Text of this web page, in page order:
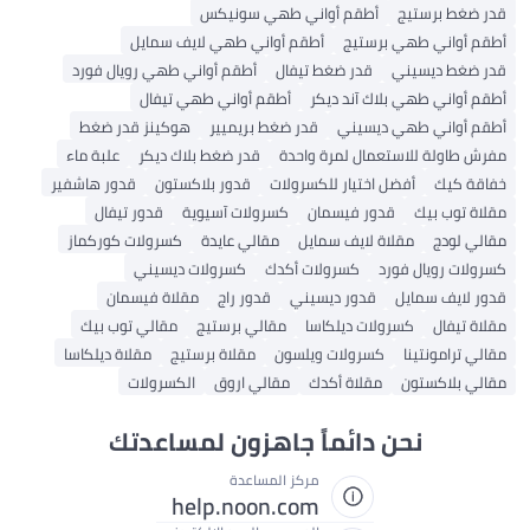
قدر ضغط برستيج
أطقم أواني طهي سونيكس
أطقم أواني طهي برستيج
أطقم أواني طهي لايف سمايل
قدر ضغط ديسيني
قدر ضغط تيفال
أطقم أواني طهي رويال فورد
أطقم أواني طهي بلاك آند ديكر
أطقم أواني طهي تيفال
أطقم أواني طهي ديسيني
قدر ضغط بريميير
هوكينز قدر ضغط
مفرش طاولة للاستعمال لمرة واحدة
قدر ضغط بلاك ديكر
علبة ماء
خفاقة كيك
أفضل اختيار للكسرولات قدور بلاكستون
قدور هاشفير
مقلاة توب بيك
قدور فيسمان كسرولات آسيوية
قدور تيفال
مقالي لودج
مقلاة لايف سمايل مقالي عايدة
كسرولات كوركماز
كسرولات رويال فورد
كسرولات أكدك
كسرولات ديسيني
قدور لايف سمايل
قدور ديسيني قدور راج
مقلاة فيسمان
مقلاة تيفال
كسرولات ديلكاسا مقالي برستيج
مقالي توب بيك
مقالي ترامونتينا
كسرولات ويلسون مقلاة برستيج
مقلاة ديلكاسا
مقالي بلاكستون
مقلاة أكدك مقالي اروق الكسرولات
نحن دائماً جاهزون لمساعدتك
مركز المساعدة
help.noon.com